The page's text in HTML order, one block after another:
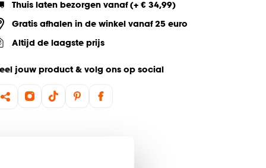
Thuis laten bezorgen vanaf (+ € 34,99)
Gratis afhalen in de winkel vanaf 25 euro
Altijd de laagste prijs
jouw product & volg ons op social